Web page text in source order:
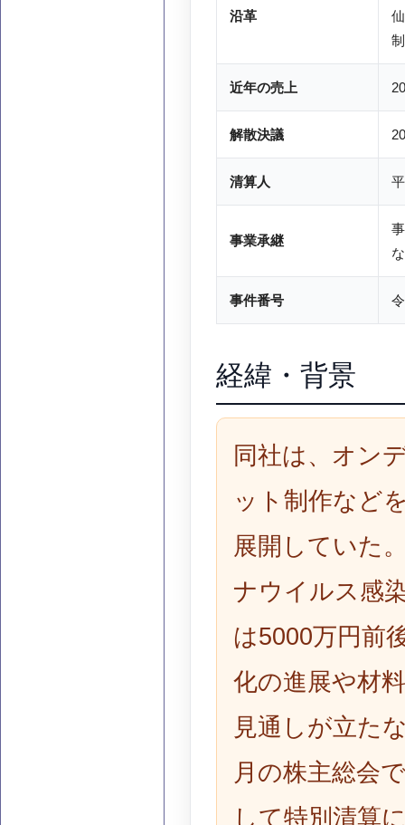
沿革
近年の売上
解散決議
清算人
事業承継
事件番号
経緯・背景
同社は、オン
ット制作など
展開していた
ナウイルス感
は5000万円前
化の進展や材
見通しが立た
月の株主総会
して特別清算